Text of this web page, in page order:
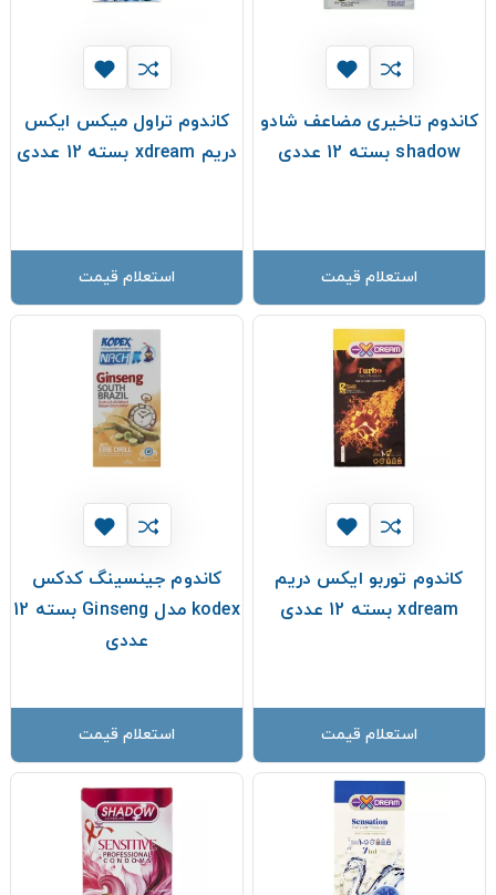
کاندوم تاخیری مضاعف شادو
shadow بسته 12 عددی
استعلام قیمت
کاندوم تراول میکس ایکس
دریم xdream بسته 12 عددی
استعلام قیمت
کاندوم توربو ایکس دریم
xdream بسته 12 عددی
استعلام قیمت
کاندوم جینسینگ کدکس
kodex مدل Ginseng بسته 12
عددی
استعلام قیمت